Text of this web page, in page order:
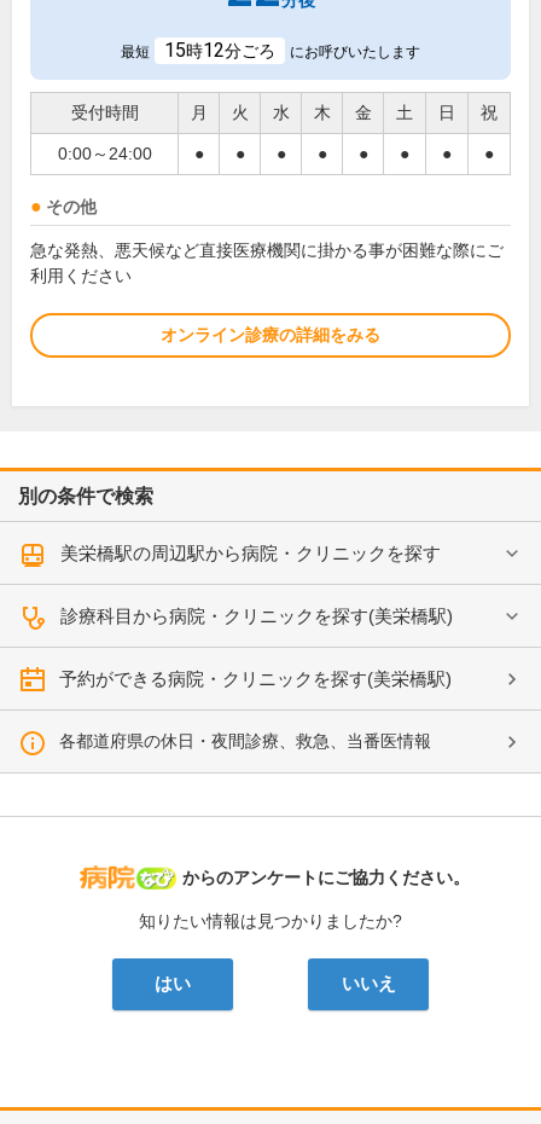
最短 15時12分ごろ にお呼びいたします
受付時間 月 火 水 木 金 土 日 祝
0:00～24:00 ● ● ● ● ● ● ● ●
その他
急な発熱、悪天候など直接医療機関に掛かる事が困難な際にご
利用ください
オンライン診療の詳細をみる
別の条件で検索
美栄橋駅の周辺駅から病院・クリニックを探す
診療科目から病院・クリニックを探す(美栄橋駅)
予約ができる病院・クリニックを探す(美栄橋駅)
各都道府県の休日・夜間診療、救急、当番医情報
病院なび
からのアンケートにご協力ください。
知りたい情報は見つかりましたか?
はい いいえ